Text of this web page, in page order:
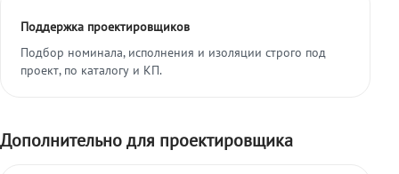
Поддержка проектировщиков
Подбор номинала, исполнения и изоляции строго под
проект, по каталогу и КП.
Дополнительно для проектировщика